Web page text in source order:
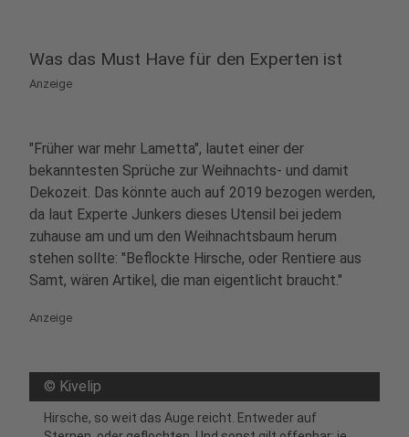
Was das Must Have für den Experten ist
Anzeige
"Früher war mehr Lametta", lautet einer der
bekanntesten Sprüche zur Weihnachts- und damit
Dekozeit. Das könnte auch auf 2019 bezogen werden,
da laut Experte Junkers dieses Utensil bei jedem
zuhause am und um den Weihnachtsbaum herum
stehen sollte: "Beflockte Hirsche, oder Rentiere aus
Samt, wären Artikel, die man eigentlicht braucht."
Anzeige
© Kivelip
Hirsche, so weit das Auge reicht. Entweder auf